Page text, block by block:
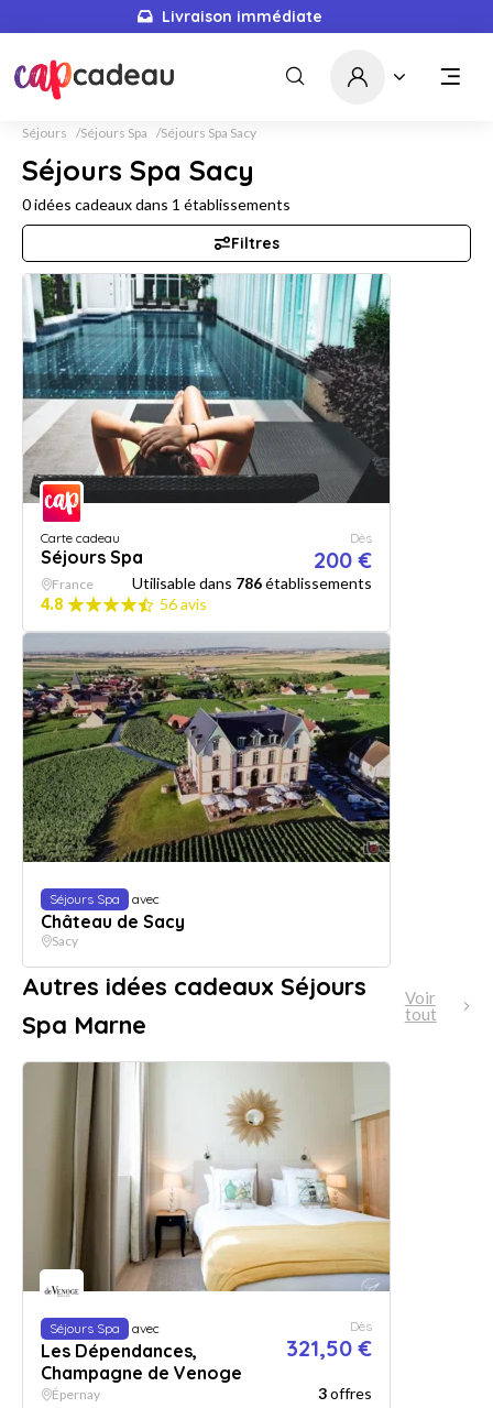
Livraison immédiate
Séjours Séjours Spa Séjours Spa Sacy
Séjours Spa Sacy
0idées cadeaux dans 1 établissements
Filtres
Carte cadeau
Séjours Spa
Dès
200 €
France Utilisable dans 786établissements
4.8
56 avis
Séjours Spa avec
Château de Sacy
Sacy
Autres idées cadeaux Séjours
Spa Marne
Voir
tout
Séjours Spa avec
Les Dépendances,
Champagne de Venoge
Dès
321,50 €
Épernay 3offres